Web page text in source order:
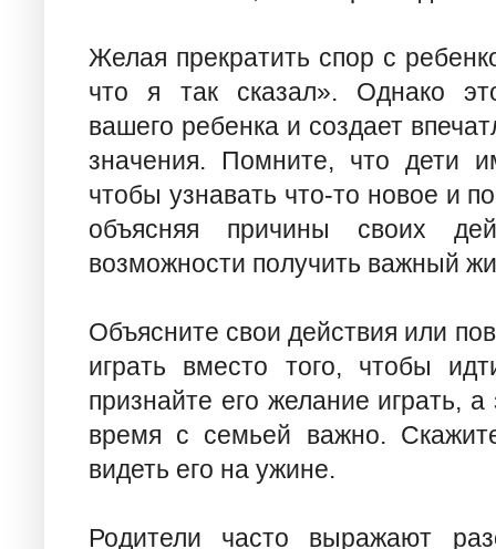
Желая прекратить спор с
что я так сказал». Однако
вашего ребенка и создает
значения. Помните, что дети
чтобы узнавать что-то новое и
объясняя причины своих
возможности получить важный
Объясните свои действия или
играть вместо того, чтобы
признайте его желание играть,
время с семьей важно.
видеть его на ужине.
Родители часто выражают